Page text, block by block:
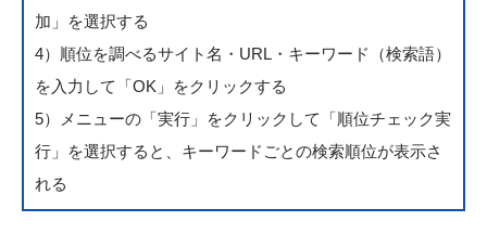
加」を選択する
4）順位を調べるサイト名・URL・キーワード（検索語）
を入力して「OK」をクリックする
5）メニューの「実行」をクリックして「順位チェック実
行」を選択すると、キーワードごとの検索順位が表示さ
れる